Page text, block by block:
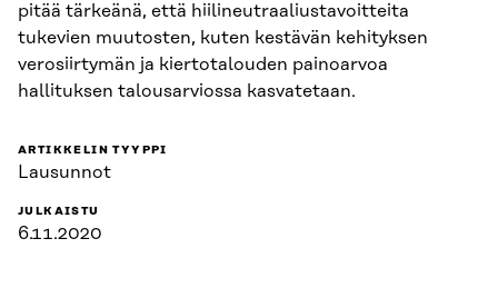
pitää tärkeänä, että hiilineutraaliustavoitteita
tukevien muutosten, kuten kestävän kehityksen
verosiirtymän ja kiertotalouden painoarvoa
hallituksen talousarviossa kasvatetaan.
ARTIKKELIN TYYPPI
Lausunnot
JULKAISTU
6.11.2020